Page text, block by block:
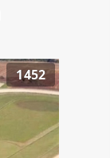
1452